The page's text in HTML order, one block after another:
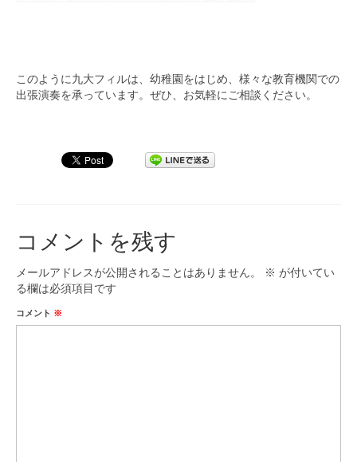
このように九大フィルは、幼稚園をはじめ、様々な教育機関での
出張演奏を承っています。ぜひ、お気軽にご相談ください。
コメントを残す
メールアドレスが公開されることはありません。 ※ が付いてい
る欄は必須項目です
コメント ※